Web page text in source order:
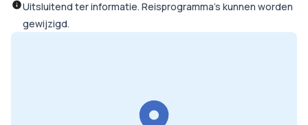
Uitsluitend ter informatie. Reisprogramma’s kunnen worden
gewijzigd.